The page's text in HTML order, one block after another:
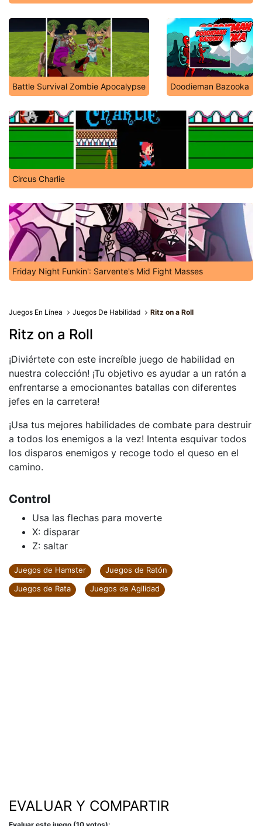
Battle Survival Zombie Apocalypse Doodieman Bazooka
Circus Charlie
Friday Night Funkin': Sarvente's Mid Fight Masses
Juegos En Línea Juegos De Habilidad Ritz on a Roll
Ritz on a Roll
¡Diviértete con este increíble juego de habilidad en
nuestra colección! ¡Tu objetivo es ayudar a un ratón a
enfrentarse a emocionantes batallas con diferentes
jefes en la carretera!
¡Usa tus mejores habilidades de combate para destruir
a todos los enemigos a la vez! Intenta esquivar todos
los disparos enemigos y recoge todo el queso en el
camino.
Control
Usa las flechas para moverte
X: disparar
Z: saltar
Juegos de Hamster
Juegos de Ratón
Juegos de Rata
Juegos de Agilidad
EVALUAR Y COMPARTIR